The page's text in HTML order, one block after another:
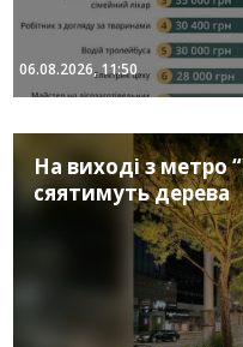
06.08.2026, 11:50
На виході з метро
сяятимуть дерева